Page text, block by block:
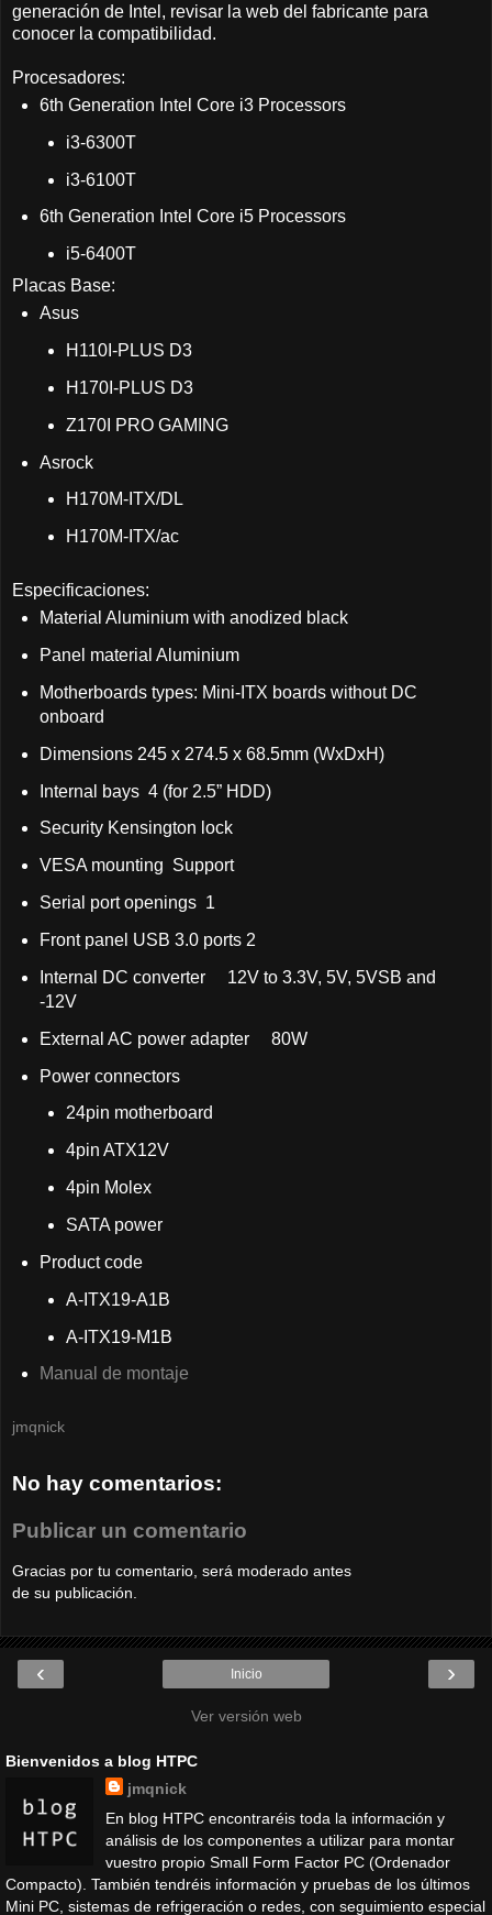
generación de Intel, revisar la web del fabricante para
conocer la compatibilidad.
Procesadores:
6th Generation Intel Core i3 Processors
i3-6300T
i3-6100T
6th Generation Intel Core i5 Processors
i5-6400T
Placas Base:
Asus
H110I-PLUS D3
H170I-PLUS D3
Z170I PRO GAMING
Asrock
H170M-ITX/DL
H170M-ITX/ac
Especificaciones:
Material Aluminium with anodized black
Panel material Aluminium
Motherboards types: Mini-ITX boards without DC
onboard
Dimensions 245 x 274.5 x 68.5mm (WxDxH)
Internal bays 4 (for 2.5” HDD)
Security Kensington lock
VESA mounting Support
Serial port openings 1
Front panel USB 3.0 ports 2
Internal DC converter 12V to 3.3V, 5V, 5VSB and
-12V
External AC power adapter 80W
Power connectors
24pin motherboard
4pin ATX12V
4pin Molex
SATA power
Product code
A-ITX19-A1B
A-ITX19-M1B
Manual de montaje
jmqnick
No hay comentarios:
Publicar un comentario
Gracias por tu comentario, será moderado antes
de su publicación.
‹ ›
Inicio
Ver versión web
Bienvenidos a blog HTPC
jmqnick
En blog HTPC encontraréis toda la información y
análisis de los componentes a utilizar para montar
vuestro propio Small Form Factor PC (Ordenador
Compacto). También tendréis información y pruebas de los últimos
Mini PC, sistemas de refrigeración o redes, con seguimiento especial